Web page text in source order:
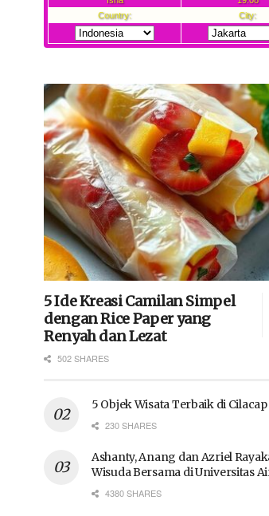
5 Ide Kreasi Camilan Simpel
dengan Rice Paper yang
Renyah dan Lezat
502 SHARES
5 Objek Wisata Terbaik di Cilacap
230 SHARES
Ashanty, Anang dan Azriel
Wisuda Bersama di Universitas
4380 SHARES